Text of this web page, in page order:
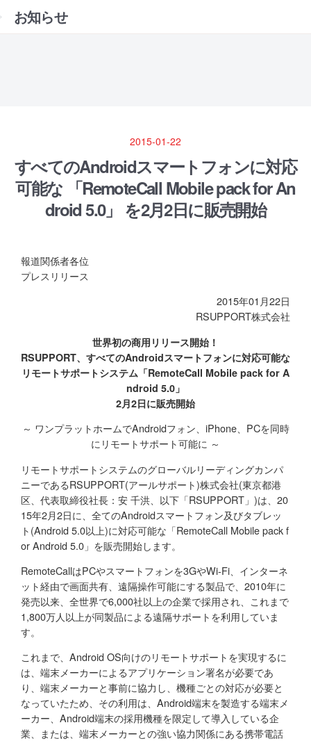
お知らせ
2015-01-22
すべてのAndroidスマートフォンに対応
可能な 「RemoteCall Mobile pack for An
droid 5.0」 を2月2日に販売開始
報道関係者各位
プレスリリース
2015年01月22日
RSUPPORT株式会社
世界初の商用リリース開始！
RSUPPORT、すべてのAndroidスマートフォンに対応可能な
リモートサポートシステム「RemoteCall Mobile pack for A
ndroid 5.0」
2月2日に販売開始
～ ワンプラットホームでAndroidフォン、iPhone、PCを同時
にリモートサポート可能に ～
リモートサポートシステムのグローバルリーディングカンパ
ニーであるRSUPPORT(アールサポート)株式会社(東京都港
区、代表取締役社長：安 千洪、以下「RSUPPORT」)は、20
15年2月2日に、全てのAndroidスマートフォン及びタブレッ
ト(Android 5.0以上)に対応可能な「RemoteCall Mobile pack f
or Android 5.0」を販売開始します。
RemoteCallはPCやスマートフォンを3GやWi-Fi、インターネ
ット経由で画面共有、遠隔操作可能にする製品で、2010年に
発売以来、全世界で6,000社以上の企業で採用され、これまで
1,800万人以上が同製品による遠隔サポートを利用していま
す。
これまで、Android OS向けのリモートサポートを実現するに
は、端末メーカーによるアプリケーション署名が必要であ
り、端末メーカーと事前に協力し、機種ごとの対応が必要と
なっていたため、その利用は、Android端末を製造する端末メ
ーカー、Android端末の採用機種を限定して導入している企
業、または、端末メーカーとの強い協力関係にある携帯電話